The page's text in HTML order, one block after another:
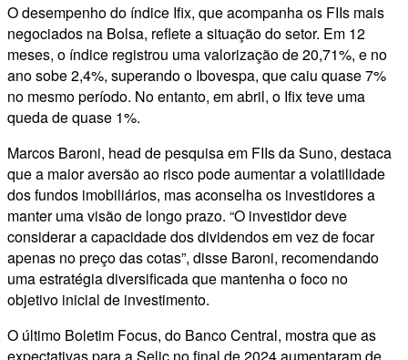
O desempenho do índice Ifix, que acompanha os FIIs mais
negociados na Bolsa, reflete a situação do setor. Em 12
meses, o índice registrou uma valorização de 20,71%, e no
ano sobe 2,4%, superando o Ibovespa, que caiu quase 7%
no mesmo período. No entanto, em abril, o Ifix teve uma
queda de quase 1%.
Marcos Baroni, head de pesquisa em FIIs da Suno, destaca
que a maior aversão ao risco pode aumentar a volatilidade
dos fundos imobiliários, mas aconselha os investidores a
manter uma visão de longo prazo. “O investidor deve
considerar a capacidade dos dividendos em vez de focar
apenas no preço das cotas”, disse Baroni, recomendando
uma estratégia diversificada que mantenha o foco no
objetivo inicial de investimento.
O último Boletim Focus, do Banco Central, mostra que as
expectativas para a Selic no final de 2024 aumentaram de